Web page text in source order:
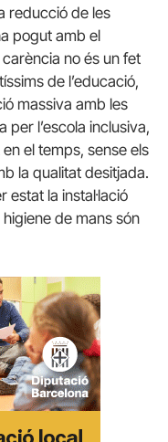
reducció de les
pogut amb el
no és un fet
de l’educació,
massiva amb les
per l’escola inclusiva,
el temps, sense els
la qualitat desitjada.
la instal·lació
higiene de mans són